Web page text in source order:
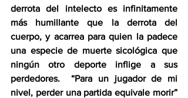
derrota del intelecto es infinitamente
más humillante que la derrota del
cuerpo, y acarrea para quien la padece
una especie de muerte sicológica que
ningún otro deporte inflige a sus
perdedores.  “Para un jugador de mi
nivel, perder una partida equivale morir”